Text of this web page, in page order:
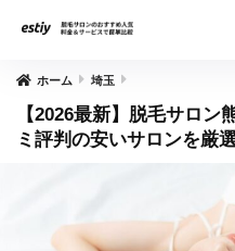
ホーム 埼玉
【2026最新】脱毛サロン
ミ評判の安いサロンを厳選